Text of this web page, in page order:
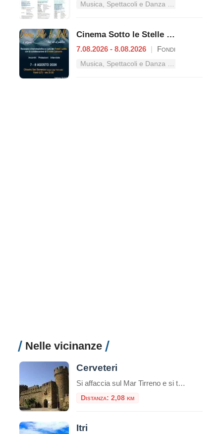
Musica, Spettacoli e Danza nel Lazio
Cinema Sotto le Stelle – Dal mito al pubblico
7.08.2026 - 8.08.2026 | Fondi
Musica, Spettacoli e Danza nel Lazio
Nelle vicinanze
Cerveteri
Si affaccia sul Mar Tirreno e si trova a 42 km di distanza da Roma. Da Cerveteri si accede alla Necropoli etrusca del Sorbo e alla Necropoli etrusca della Banditaccia, una delle necropoli più monumentali del Mar Mediterraneo, dichiarata nel 2004 dal
Distanza: 2,08 km
Itri